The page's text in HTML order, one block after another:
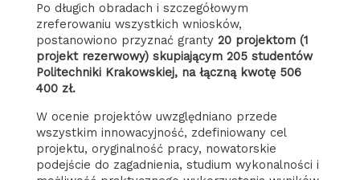
Po długich obradach i szczegółowym
zreferowaniu wszystkich wniosków,
postanowiono przyznać granty 20 projektom (1
projekt rezerwowy) skupiającym 205 studentów
Politechniki Krakowskiej, na łączną kwotę 506
400 zł.
W ocenie projektów uwzględniano przede
wszystkim innowacyjność, zdefiniowany cel
projektu, oryginalność pracy, nowatorskie
podejście do zagadnienia, studium wykonalności i